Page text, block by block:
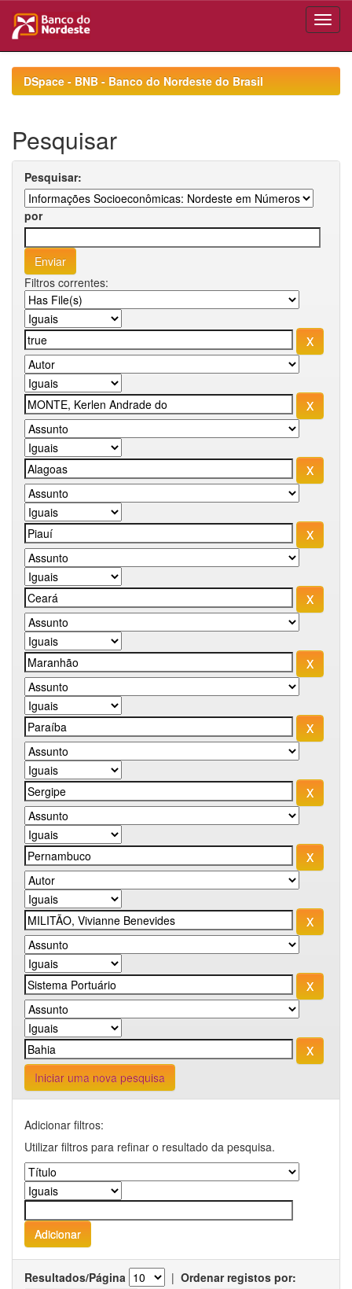
navigationDSpace - BNB - Banco do Nordeste do Brasil
Pesquisar
Pesquisar:
por
Filtros correntes:
Iniciar uma nova pesquisa
Adicionar filtros:
Utilizar filtros para refinar o resultado da pesquisa.
Resultados/Página | Ordenar registos por: